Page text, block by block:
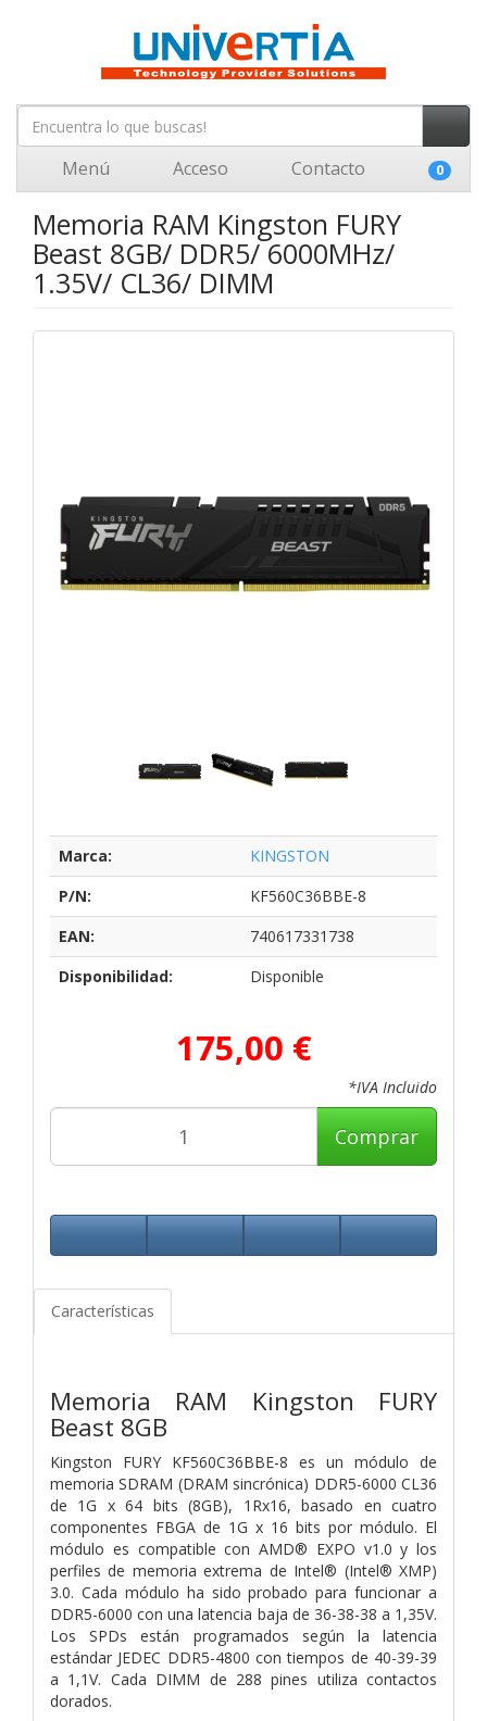
Menú Acceso Contacto 0
Memoria RAM Kingston FURY
Beast 8GB/ DDR5/ 6000MHz/
1.35V/ CL36/ DIMM
Marca:
KINGSTON
P/N:
KF560C36BBE-8
EAN:
740617331738
Disponibilidad:
Disponible
175,00 €
*IVA Incluido
Comprar
Características
Memoria RAM Kingston FURY
Beast 8GB
Kingston FURY KF560C36BBE-8 es un módulo de
memoria SDRAM (DRAM sincrónica) DDR5-6000 CL36
de 1G x 64 bits (8GB), 1Rx16, basado en cuatro
componentes FBGA de 1G x 16 bits por módulo. El
módulo es compatible con AMD® EXPO v1.0 y los
perfiles de memoria extrema de Intel® (Intel® XMP)
3.0. Cada módulo ha sido probado para funcionar a
DDR5-6000 con una latencia baja de 36-38-38 a 1,35V.
Los SPDs están programados según la latencia
estándar JEDEC DDR5-4800 con tiempos de 40-39-39
a 1,1V. Cada DIMM de 288 pines utiliza contactos
dorados.